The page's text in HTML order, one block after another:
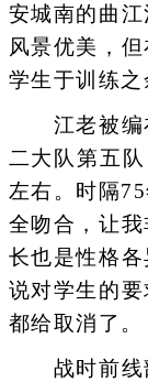
安城南的曲
风景优美，
学生于训练之
江老被编在
二大队第五
左右。时隔
全吻合，让
长也是性格
说对学生的
都给取消了。
战时前线部